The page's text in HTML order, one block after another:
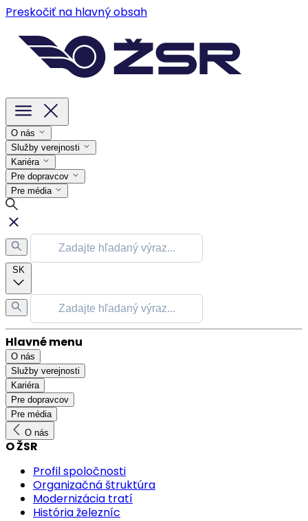
Preskočiť na hlavný obsah
O nás
Služby verejnosti
Kariéra
Pre dopravcov
Pre média
SK
Hlavné menu
O nás
Služby verejnosti
Kariéra
Pre dopravcov
Pre média
O nás
O ŽSR
Profil spoločnosti
Organizačná štruktúra
Modernizácia tratí
História železníc